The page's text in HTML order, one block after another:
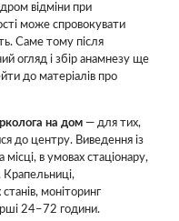
відміни при
може спровокувати
Саме тому після
огляд і збір анамнезу ще
до матеріалів про
на дом — для тих,
до центру. Виведення із
в умовах стаціонару,
Крапельниці,
моніторинг
24–72 години.